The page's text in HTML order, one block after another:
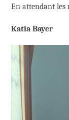
En attendant les
Katia Bayer